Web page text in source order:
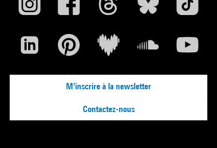
M'inscrire à la newsletter
Contactez-nous